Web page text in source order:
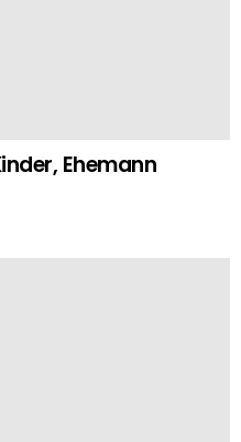
Ehemann